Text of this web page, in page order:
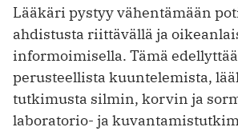
Lääkäri pystyy vähentämään
ahdistusta riittävällä ja
informoimisella. Tämä
perusteellista kuuntelemista,
tutkimusta silmin, korvin ja
laboratorio- ja